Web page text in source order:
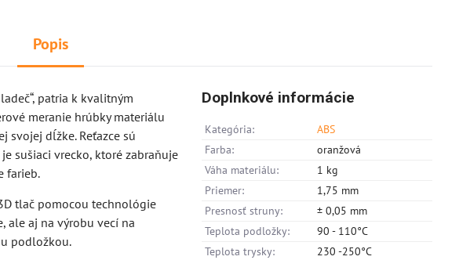
Popis
patria k kvalitným
meranie hrúbky materiálu
svojej dĺžke. Reťazce sú
sušiaci vrecko, ktoré zabraňuje
farieb.
tlač pomocou technológie
ale aj na výrobu vecí na
podložkou.
Doplnkové informácie
Kategória:
ABS
Farba:
oranžová
Váha materiálu:
1 kg
Priemer:
1,75 mm
Presnosť struny:
± 0,05 mm
Teplota podložky:
90 - 110°C
Teplota trysky:
230 -250°C